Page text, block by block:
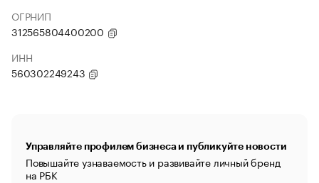
ОГРНИП
312565804400200
ИНН
560302249243
Управляйте профилем бизнеса и публикуйте новости
Повышайте узнаваемость и развивайте личный бренд
на РБК